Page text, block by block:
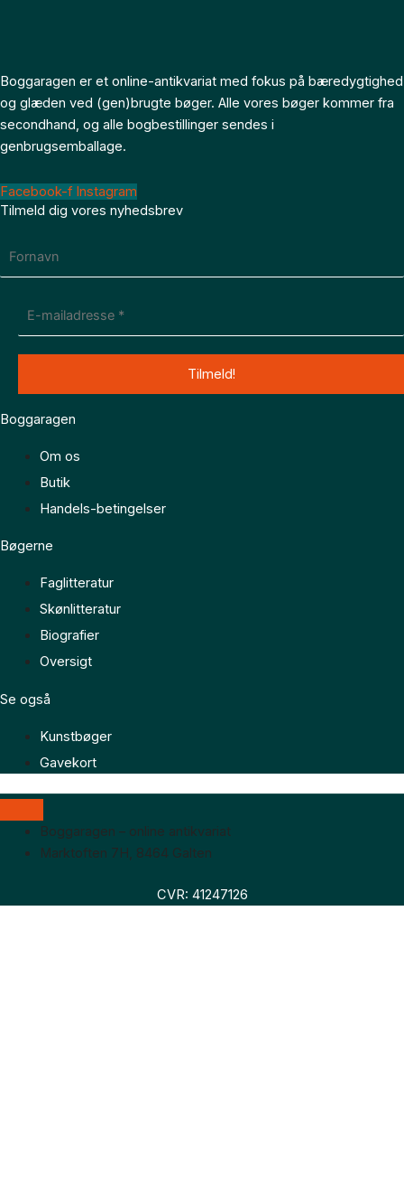
Boggaragen er et online-antikvariat med fokus på bæredygtighed
og glæden ved (gen)brugte bøger. Alle vores bøger kommer fra
secondhand, og alle bogbestillinger sendes i
genbrugsemballage.
Facebook-f Instagram
Tilmeld dig vores nyhedsbrev
Boggaragen
Om os
Butik
Handels-betingelser
Bøgerne
Faglitteratur
Skønlitteratur
Biografier
Oversigt
Se også
Kunstbøger
Gavekort
Boggaragen – online antikvariat
Marktoften 7H, 8464 Galten
CVR: 41247126